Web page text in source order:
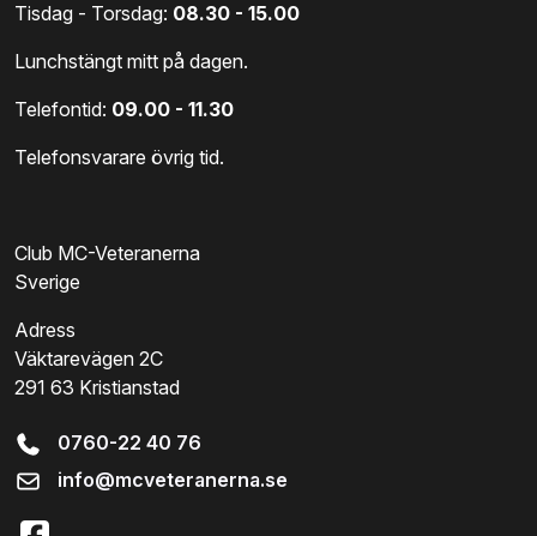
Club MC-Veteranerna
Sverige
Adress
Väktarevägen 2C
291 63 Kristianstad
0760-22 40 76
info@mcveteranerna.se
Tisdag - Torsdag: 08.30 - 15.00
Lunchstängt mitt på dagen.
Telefontid: 09.00 - 11.30
Telefonsvarare övrig tid.